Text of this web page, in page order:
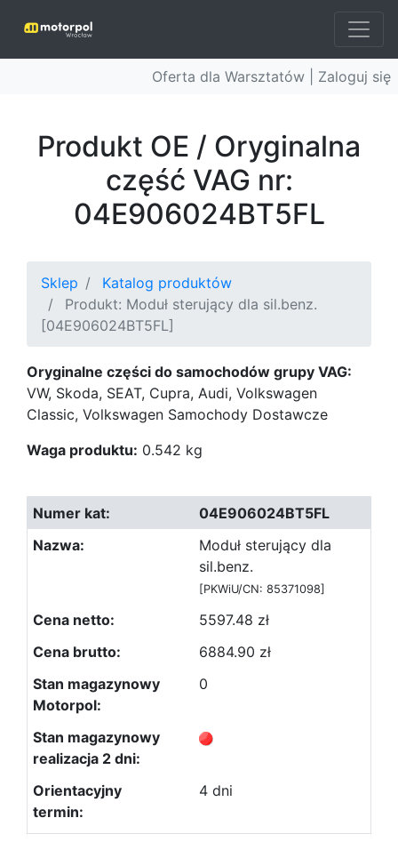
Oferta dla Warsztatów | Zaloguj się
Produkt OE / Oryginalna
część VAG nr:
04E906024BT5FL
Sklep
Katalog produktów
Produkt: Moduł sterujący dla sil.benz.
[04E906024BT5FL]
Oryginalne części do samochodów grupy VAG:
VW, Skoda, SEAT, Cupra, Audi, Volkswagen
Classic, Volkswagen Samochody Dostawcze
Waga produktu: 0.542 kg
04E906024BT5FL
Moduł sterujący dla
sil.benz.
[PKWiU/CN: 85371098]
5597.48 zł
6884.90 zł
0
4 dni